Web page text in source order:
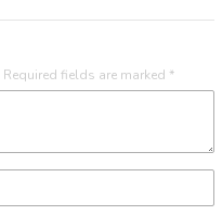
Required fields are marked *